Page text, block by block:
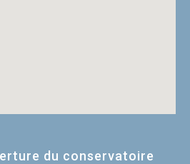
du conservatoire